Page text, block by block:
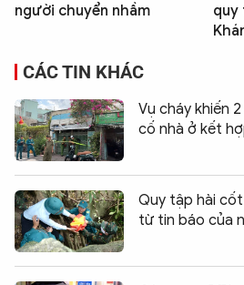
người chuyển nhầm
quy
CÁC TIN KHÁC
Vụ cháy khiến
cố nhà ở kết
Quy tập hài
từ tin báo của